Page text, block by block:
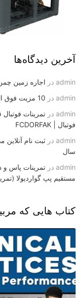
آخرین دیدگاه‌ها
admin در اجاره زمین
admin در 10 مزیت فوق العاده ورزش کردن | درفک البرز
admin در تمرینات
فوتبال | FCDORFAK
admin در
سال
admin در تمرینات پاس و
مستقیم پپ گواردیولا
کتاب هایی که